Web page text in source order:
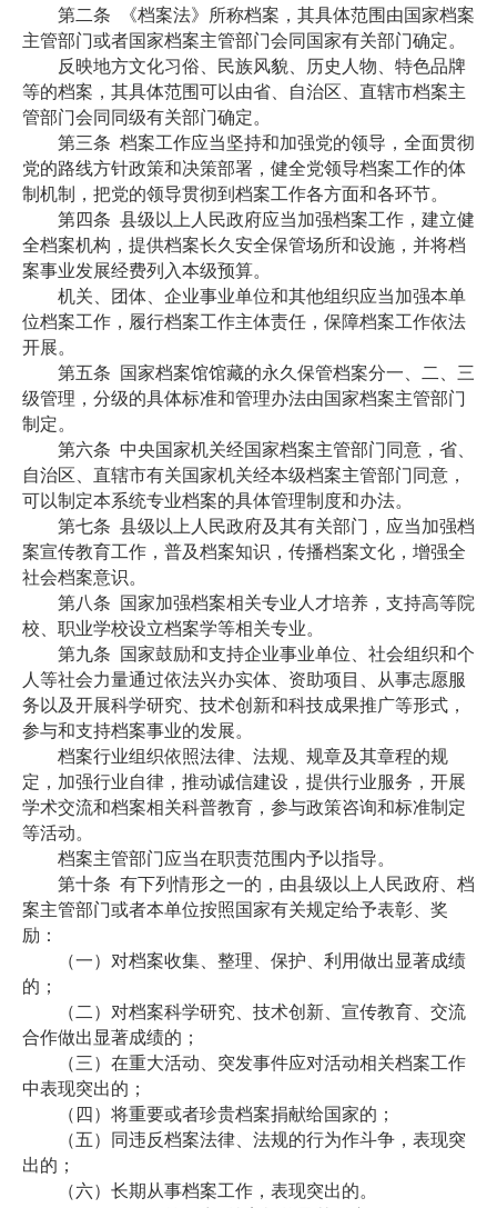
第二条
《档案法》所称档案，其具体范围由国家档案
主管部门或者国家档案主管部门会同国家有关部门确定。
反映地方文化习俗、民族风貌、历史人物、特色品牌
等的档案，其具体范围可以由省、自治区、直辖市档案主
管部门会同同级有关部门确定。
第三条 档案工作应当坚持和加强党的领导，全面贯彻
党的路线方针政策和决策部署，健全党领导档案工作的体
制机制，把党的领导贯彻到档案工作各方面和各环节。
第四条 县级以上人民政府应当加强档案工作，建立健
全档案机构，提供档案长久安全保管场所和设施，并将档
案事业发展经费列入本级预算。
机关、团体、企业事业单位和其他组织应当加强本单
位档案工作，履行档案工作主体责任，保障档案工作依法
开展。
第五条
国家档案馆馆藏的永久保管档案分一、二、三
级管理，分级的具体标准和管理办法由国家档案主管部门
制定。
第六条 中央国家机关经国家档案主管部门同意，省、
自治区、直辖市有关国家机关经本级档案主管部门同意，
可以制定本系统专业档案的具体管理制度和办法。
第七条 县级以上人民政府及其有关部门，应当加强档
案宣传教育工作，普及档案知识，传播档案文化，增强全
社会档案意识。
第八条
国家加强档案相关专业人才培养，支持高等院
校、职业学校设立档案学等相关专业。
第九条
国家鼓励和支持企业事业单位、社会组织和个
人等社会力量通过依法兴办实体、资助项目、从事志愿服
务以及开展科学研究、技术创新和科技成果推广等形式，
参与和支持档案事业的发展。
档案行业组织依照法律、法规、规章及其章程的规
定，加强行业自律，推动诚信建设，提供行业服务，开展
学术交流和档案相关科普教育，参与政策咨询和标准制定
等活动。
档案主管部门应当在职责范围内予以指导。
第十条 有下列情形之一的，由县级以上人民政府、档
案主管部门或者本单位按照国家有关规定给予表彰、奖
励：
（一）对档案收集、整理、保护、利用做出显著成绩
的；
（二）对档案科学研究、技术创新、宣传教育、交流
合作做出显著成绩的；
（三）在重大活动、突发事件应对活动相关档案工作
中表现突出的；
（四）将重要或者珍贵档案捐献给国家的；
（五）同违反档案法律、法规的行为作斗争，表现突
出的；
（六）长期从事档案工作，表现突出的。